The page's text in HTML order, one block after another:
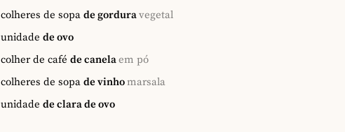
colheres de sopa de gorduravegetal
unidade de ovo
colher de café de canelaem pó
colheres de sopa de vinhomarsala
unidade de clara de ovo